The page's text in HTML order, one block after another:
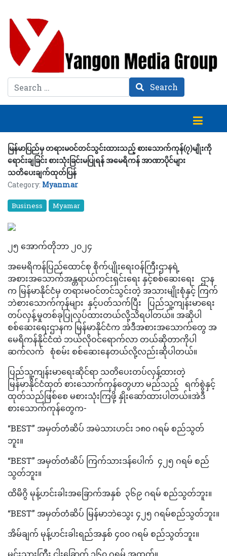
Search Search
မြန်မာပြည်မှ တရားမဝင်တင်သွင်းထားသည့် စားသောက်ကုန်(၇)မျိုးကို
ရောင်းချခြင်း စားသုံးခြင်းမပြုရန် အမေရိကန် အာဏာပိုင်များ
သတိပေးချက်ထုတ်ပြန်
Category: Myanmar
Business Myamar
၂၅ အောက်တိုဘာ ၂၀၂၄
အမေရိကန်ပြည်ထောင်စု စိုက်ပျိုးရေးဝန်ကြီးဌာနရဲ့
အစားအသောက်အန္တရာယ်ကင်းရှင်းရေး နှင့်စစ်ဆေးရေး ဌာန
က မြန်မာနိုင်ငံမှ တရားမဝင်တင်သွင်းတဲ့ အသားမျိုးစုံနှင့် ကြက်
ဘဲစားသောက်ကုန်များ နှင့်ပတ်သက်ပြီး ပြည်သူ့ကျန်းမာရေး
တပ်လှန့်မှုတစ်ခုပြုလုပ်ထားတယ်လို့သိရပါတယ်။ အဆိုပါ
စစ်ဆေးရေးဌာနက မြန်မာနိုင်ငံက အဲဒီအစားအသောက်တွေ အ
မေရိကန်နိုင်ငံထဲ ဘယ်လိုဝင်ရောက်လာ တယ်ဆိုတာကိုပါ
ဆက်လက် စုံစမ်း စစ်ဆေးနေတယ်လို့လည်းဆိုပါတယ်။
ပြည်သူ့ကျန်းမာရေးဆိုင်ရာ သတိပေးတပ်လှန့်ထားတဲ့
မြန်မာနိုင်ငံထုတ် စားသောက်ကုန်တွေဟာ မည်သည့် ရက်စွဲနှင့်
ထုတ်သည်ဖြစ်စေ မစားသုံးကြဖို့ နှိုးဆော်ထားပါတယ်။အဲဒီ
စားသောက်ကုန်တွေက-
“BEST” အမှတ်တံဆိပ် အမဲသားဟင်း ၁၈၀ ဂရမ် စည်သွတ်
ဘူး။
“BEST” အမှတ်တံဆိပ် ကြက်သားဒန်ပေါက် ၄၂၅ ဂရမ် စည်
သွတ်ဘူး။
ထိမိဂွိ မုန့်ဟင်းခါးအခြောက်အနှစ် ၃၆၉ ဂရမ် စည်သွတ်ဘူး။
“BEST” အမှတ်တံဆိပ် မြန်မာဘဲသွေး ၄၂၅ ဂရမ်စည်သွတ်ဘူး။
အိမ်ချက် မုန့်ဟင်းခါးရည်အနှစ် ၄၀၀ ဂရမ် စည်သွတ်ဘူး။
မင်းသားကြီး ငါးခြောက် ၁၆၀ ဂရမ် အထုတ်။